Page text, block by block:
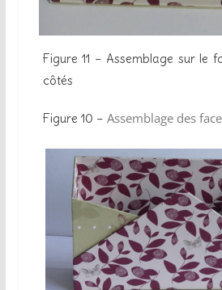
Figure 11 – Assemblage sur le
côtés
Figure 10 – Assemblage des